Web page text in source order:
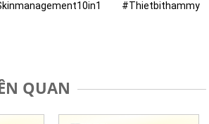
#Thietbithammy
QUAN